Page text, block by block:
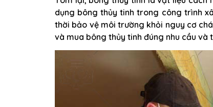
dụng bông thủy tinh trong công trình
thời bảo vệ môi trường khỏi nguy cơ
và mua bông thủy tinh đúng nhu cầu và